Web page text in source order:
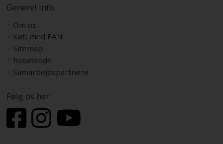
Generel info
Om os
Køb med EAN
Sitemap
Rabatkode
Samarbejdspartnere
Følg os her